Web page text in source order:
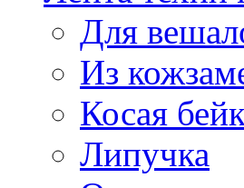
Для
Из
Косая
Липучка